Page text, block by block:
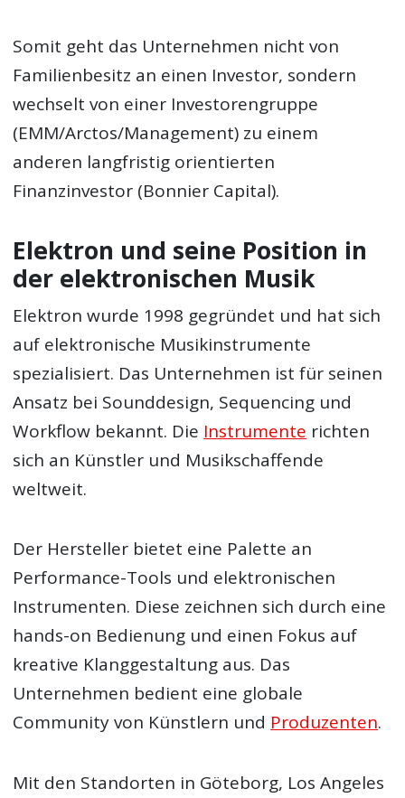
Somit geht das Unternehmen nicht von
Familienbesitz an einen Investor, sondern
wechselt von einer Investorengruppe
(EMM/Arctos/Management) zu einem
anderen langfristig orientierten
Finanzinvestor (Bonnier Capital).
Elektron und seine Position in
der elektronischen Musik
Elektron wurde 1998 gegründet und hat sich
auf elektronische Musikinstrumente
spezialisiert. Das Unternehmen ist für seinen
Ansatz bei Sounddesign, Sequencing und
Workflow bekannt. Die Instrumente richten
sich an Künstler und Musikschaffende
weltweit.
Der Hersteller bietet eine Palette an
Performance-Tools und elektronischen
Instrumenten. Diese zeichnen sich durch eine
hands-on Bedienung und einen Fokus auf
kreative Klanggestaltung aus. Das
Unternehmen bedient eine globale
Community von Künstlern und Produzenten.
Mit den Standorten in Göteborg, Los Angeles